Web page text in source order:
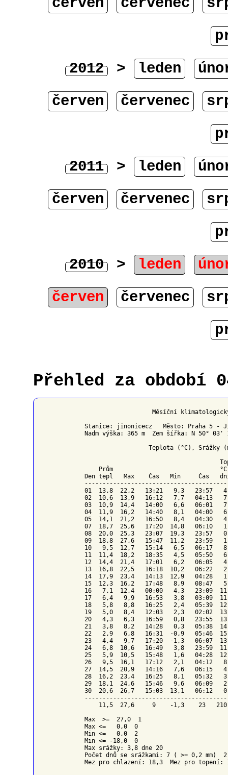
2012 > leden
červen
červenec
2011 > leden
červen
červenec
2010 > leden
červen
červenec
Přehled za období
Měsíční
Stanice: jinonicecz   Město: Praha 5 -
Nadm výška: 365 m  Zem šířka: N 50°
Teplota (°C), Srážky
Prům
Den tepl   Max    Čas   Min     Čas
01  13,8  22,2   13:21   9,3   23:57
02  10,6  13,9   16:12   7,7   04:13
03  10,9  14,4   14:00   6,6   06:01
04  11,9  16,2   14:40   8,1   04:00
05  14,1  21,2   16:50   8,4   04:30
07  18,7  25,6   17:20  14,8   06:10
08  20,0  25,3   23:07  19,3   23:57
09  18,8  27,6   15:47  11,2   23:59
10   9,5  12,7   15:14   6,5   06:17
11  11,4  18,2   18:35   4,5   05:50
12  14,4  21,4   17:01   6,2   06:05
13  16,8  22,5   16:18  10,2   06:22
14  17,9  23,4   14:13  12,9   04:28
15  12,3  16,2   17:48   8,9   08:47
16   7,1  12,4   00:00   4,3   23:09
17   6,4   9,9   16:53   3,8   03:09
18   5,8   8,8   16:25   2,4   05:39
19   5,0   8,4   12:03   2,3   02:02
20   4,3   6,3   16:59   0,8   23:55
21   3,8   8,2   14:28   0,3   05:38
22   2,9   6,8   16:31  -0,9   05:46
23   4,4   9,7   17:20  -1,3   06:07
24   6,8  10,6   16:49   3,8   23:59
25   5,9  10,5   15:48   1,6   04:28
26   9,5  16,1   17:12   2,1   04:12
27  14,5  20,9   14:16   7,6   06:15
28  16,2  23,4   16:25   8,1   05:32
29  18,1  24,6   15:46   9,6   06:09
30  20,6  26,7   15:03  13,1   06:12
11,5  27,6     9    -1,3    23
Max  >=  27,0  1
Max <=   0,0  0
Min <=   0,0  2
Min <= -18,0  0
Max srážky: 3,8 dne 20
Počet dnů se srážkami: 7 ( >= 0,2 mm)